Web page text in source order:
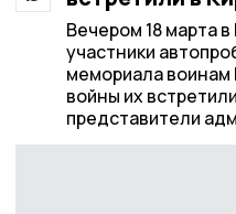
Вечером 18 марта
участники
мемориала
войны их
представители